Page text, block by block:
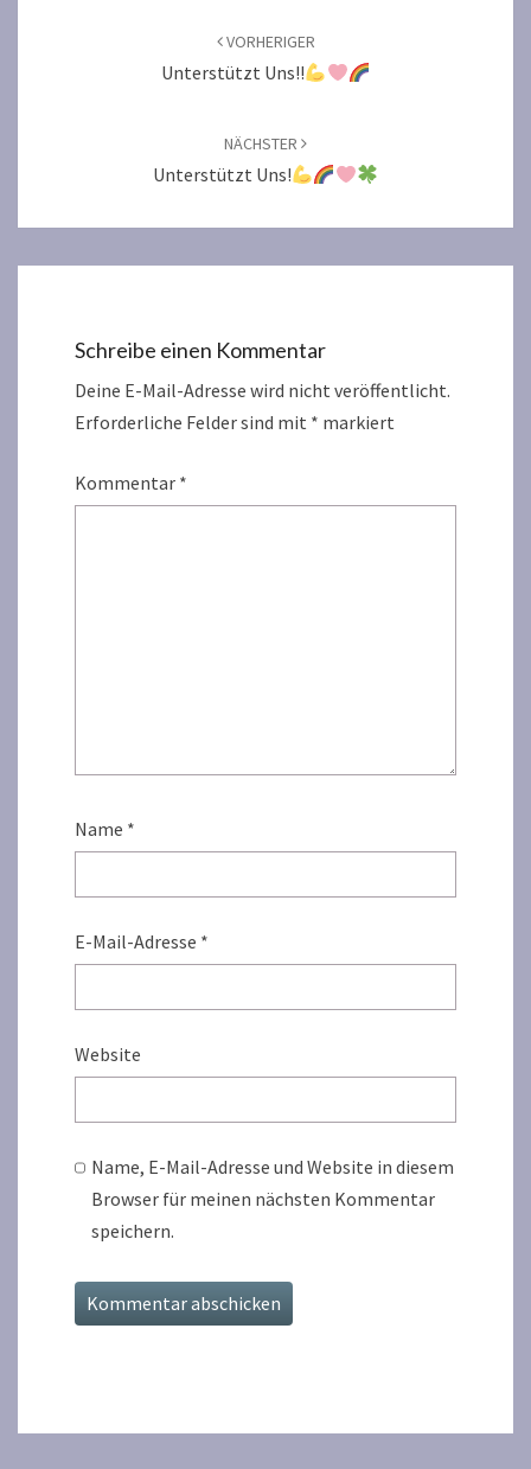
VORHERIGER
Unterstützt Uns!!
NÄCHSTER
Unterstützt Uns!
Schreibe einen Kommentar
Deine E-Mail-Adresse wird nicht veröffentlicht.
Erforderliche Felder sind mit * markiert
Kommentar *
Name *
E-Mail-Adresse *
Website
Name, E-Mail-Adresse und Website in diesem
Browser für meinen nächsten Kommentar
speichern.